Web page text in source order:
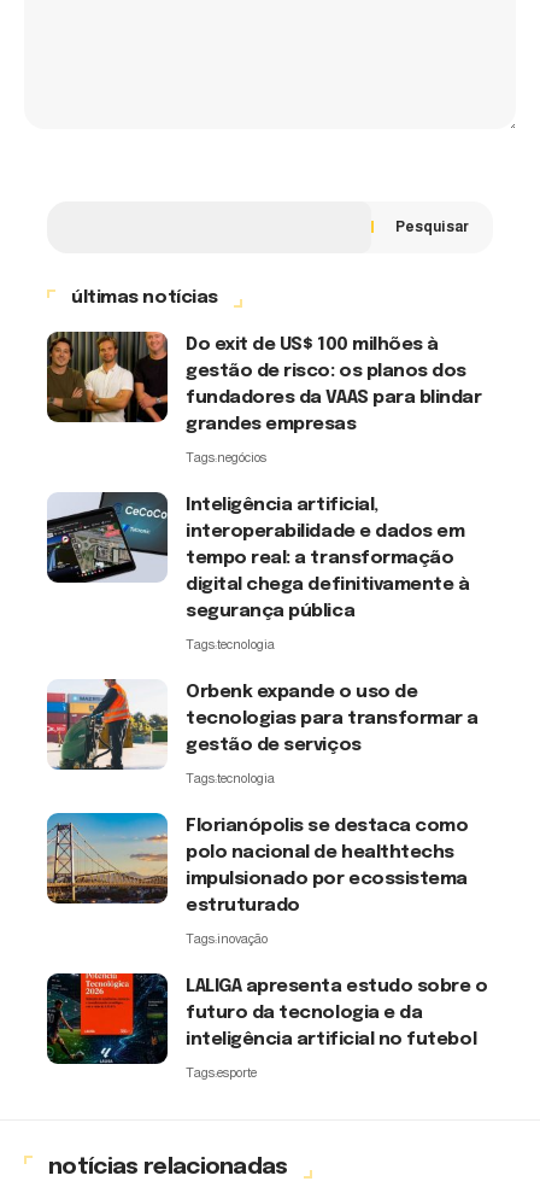
Pesquisar
últimas notícias
Do exit de US$ 100 milhões à
gestão de risco: os planos dos
fundadores da VAAS para blindar
grandes empresas
Tags:negócios
Inteligência artificial,
interoperabilidade e dados em
tempo real: a transformação
digital chega definitivamente à
segurança pública
Tags:tecnologia
Orbenk expande o uso de
tecnologias para transformar a
gestão de serviços
Tags:tecnologia
Florianópolis se destaca como
polo nacional de healthtechs
impulsionado por ecossistema
estruturado
Tags:inovação
LALIGA apresenta estudo sobre o
futuro da tecnologia e da
inteligência artificial no futebol
Tags:esporte
notícias relacionadas